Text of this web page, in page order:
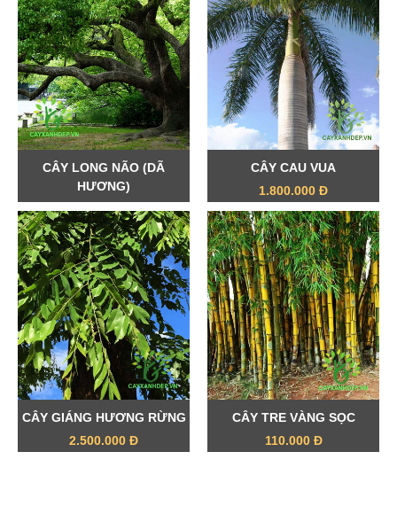
CÂY LONG NÃO (DÃ
HƯƠNG)
900.000 Đ
CÂY CAU VUA
1.800.000 Đ
CÂY GIÁNG HƯƠNG RỪNG
2.500.000 Đ
CÂY TRE VÀNG SỌC
110.000 Đ